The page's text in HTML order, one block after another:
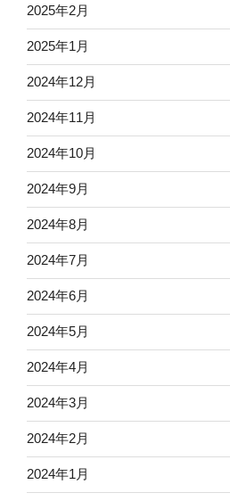
2025年2月
2025年1月
2024年12月
2024年11月
2024年10月
2024年9月
2024年8月
2024年7月
2024年6月
2024年5月
2024年4月
2024年3月
2024年2月
2024年1月